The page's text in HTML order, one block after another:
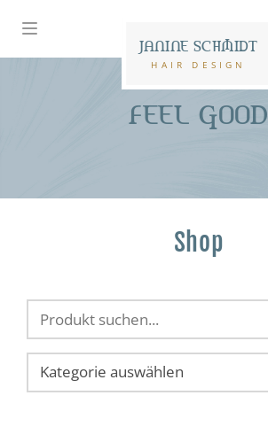
JANINE SCHMIDT
HAIR DESIGN
FEEL GOOD
Shop
Kategorie auswählen